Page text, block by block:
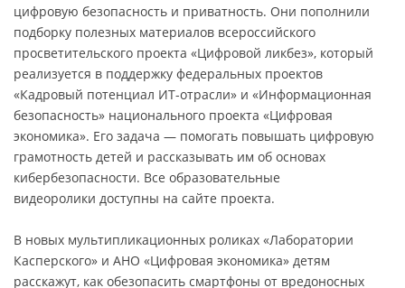
цифровую безопасность и приватность. Они пополнили
подборку полезных материалов всероссийского
просветительского проекта «Цифровой ликбез», который
реализуется в поддержку федеральных проектов
«Кадровый потенциал ИТ-отрасли» и «Информационная
безопасность» национального проекта «Цифровая
экономика». Его задача — помогать повышать цифровую
грамотность детей и рассказывать им об основах
кибербезопасности. Все образовательные
видеоролики доступны на сайте проекта.
В новых мультипликационных роликах «Лаборатории
Касперского» и АНО «Цифровая экономика» детям
расскажут, как обезопасить смартфоны от вредоносных